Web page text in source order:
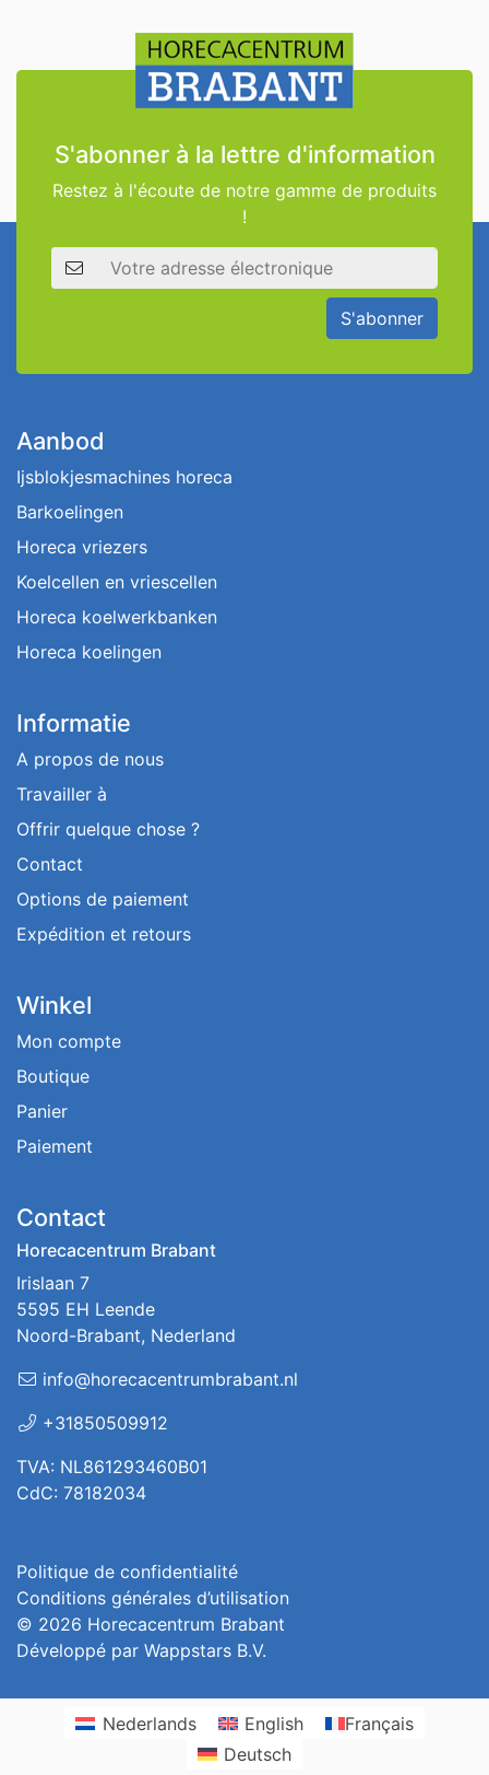
S'abonner à la lettre d'information
Restez à l'écoute de notre gamme de produits
!
Adresse électronique
S'abonner
Aanbod
Ijsblokjesmachines horeca
Barkoelingen
Horeca vriezers
Koelcellen en vriescellen
Horeca koelwerkbanken
Horeca koelingen
Informatie
A propos de nous
Travailler à
Offrir quelque chose ?
Contact
Options de paiement
Expédition et retours
Winkel
Mon compte
Boutique
Panier
Paiement
Contact
Horecacentrum Brabant
Irislaan 7
5595 EH Leende
Noord-Brabant, Nederland
info@horecacentrumbrabant.nl
+31850509912
TVA: NL861293460B01
CdC: 78182034
Politique de confidentialité
Conditions générales d’utilisation
© 2026 Horecacentrum Brabant
Développé par Wappstars B.V.
Nederlands English
Français
Deutsch